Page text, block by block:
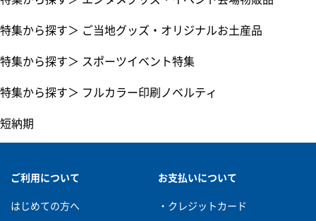
特集から探す＞ ご当地グッズ・オリジナルお土産品
特集から探す＞ スポーツイベント特集
特集から探す＞ フルカラー印刷ノベルティ
短納期
ご利用について
はじめての方へ
お支払いについて
・クレジットカード